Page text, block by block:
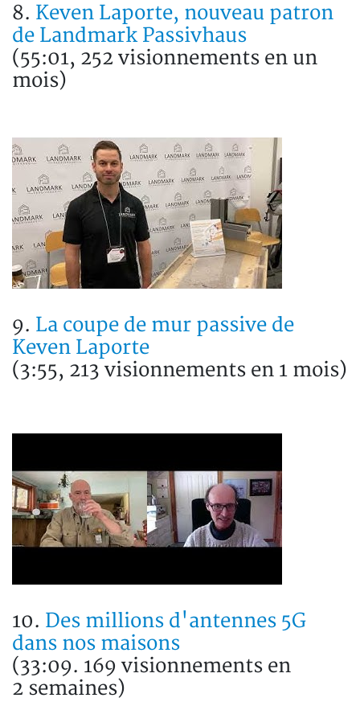
8. Keven Laporte, nouveau patron
de Landmark Passivhaus
(55:01, 252 visionnements en un
mois)
9. La coupe de mur passive de
Keven Laporte
(3:55, 213 visionnements en 1 mois)
10. Des millions d'antennes 5G
dans nos maisons
(33:09. 169 visionnements en
2 semaines)